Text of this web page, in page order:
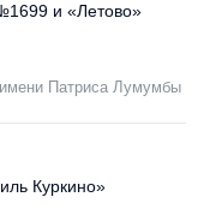
и «Летово»
Патриса Лумумбы
Куркино»